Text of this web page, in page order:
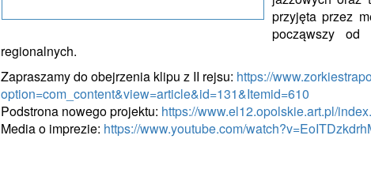
przyjęta przez
począwszy od
regionalnych.
Zapraszamy do obejrzenia klipu z II rejsu: https://
option=com_content&view=article&id=131&Itemid=610
Podstrona nowego projektu: https://www.el12.opolskie.art.pl/
Media o imprezie: https://www.youtube.com/